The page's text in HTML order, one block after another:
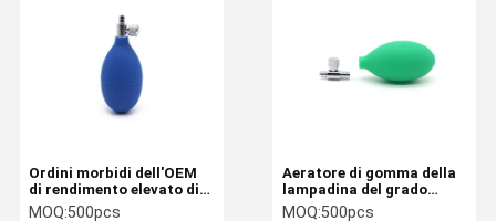
Aeratore di gomma della
lampadina del grado
medico, chiara
MOQ:500pcs
Ordini morbidi dell'OEM
di rendimento elevato di
giallo del PVC
MOQ:500pcs